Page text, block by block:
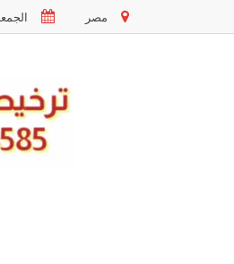
مصر الجمعة، ٧